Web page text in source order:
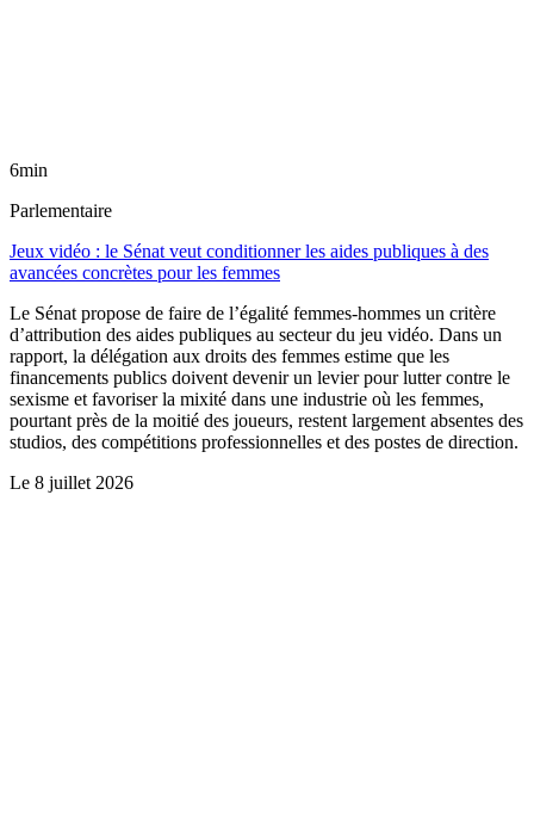
6min
Parlementaire
Jeux vidéo : le Sénat veut conditionner les aides publiques à des
avancées concrètes pour les femmes
Le Sénat propose de faire de l’égalité femmes-hommes un critère
d’attribution des aides publiques au secteur du jeu vidéo. Dans un
rapport, la délégation aux droits des femmes estime que les
financements publics doivent devenir un levier pour lutter contre le
sexisme et favoriser la mixité dans une industrie où les femmes,
pourtant près de la moitié des joueurs, restent largement absentes des
studios, des compétitions professionnelles et des postes de direction.
Le 8 juillet 2026